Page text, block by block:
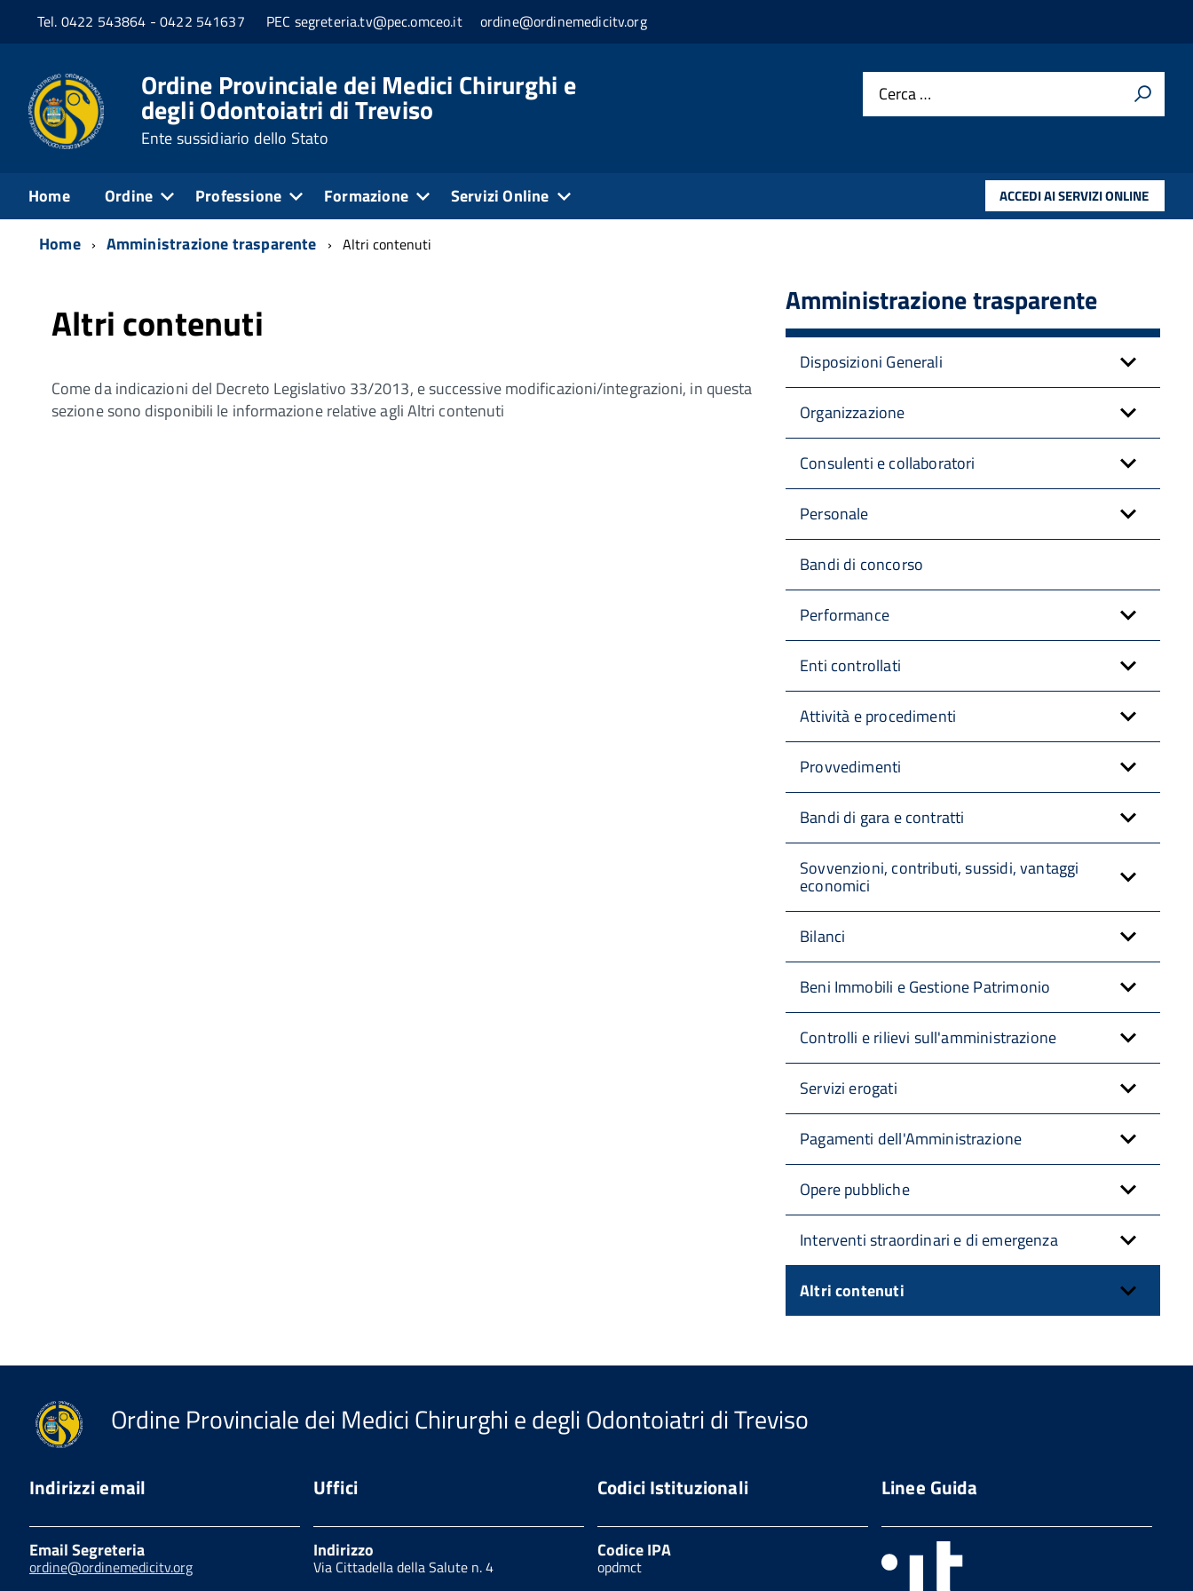
Tel. 0422 543864 - 0422 541637 PEC segreteria.tv@pec.omceo.it ordine@ordinemedicitv.org
Ordine Provinciale dei Medici Chirurghi e
degli Odontoiatri di Treviso
Ente sussidiario dello Stato
Cerca …
Home Ordine Professione Formazione Servizi Online ACCEDI AI SERVIZI ONLINE
Home Amministrazione trasparente Altri contenuti
Altri contenuti
Come da indicazioni del Decreto Legislativo 33/2013, e successive modificazioni/integrazioni, in questa
sezione sono disponibili le informazione relative agli Altri contenuti
Amministrazione trasparente
Disposizioni Generali
Organizzazione
Consulenti e collaboratori
Personale
Bandi di concorso
Performance
Enti controllati
Attività e procedimenti
Provvedimenti
Bandi di gara e contratti
Sovvenzioni, contributi, sussidi, vantaggi
economici
Bilanci
Beni Immobili e Gestione Patrimonio
Controlli e rilievi sull'amministrazione
Servizi erogati
Pagamenti dell'Amministrazione
Opere pubbliche
Interventi straordinari e di emergenza
Altri contenuti
Ordine Provinciale dei Medici Chirurghi e degli Odontoiatri di Treviso
Indirizzi email
Email Segreteria
ordine@ordinemedicitv.org
Uffici
Indirizzo
Via Cittadella della Salute n. 4
Codici Istituzionali
Codice IPA
opdmct
Linee Guida